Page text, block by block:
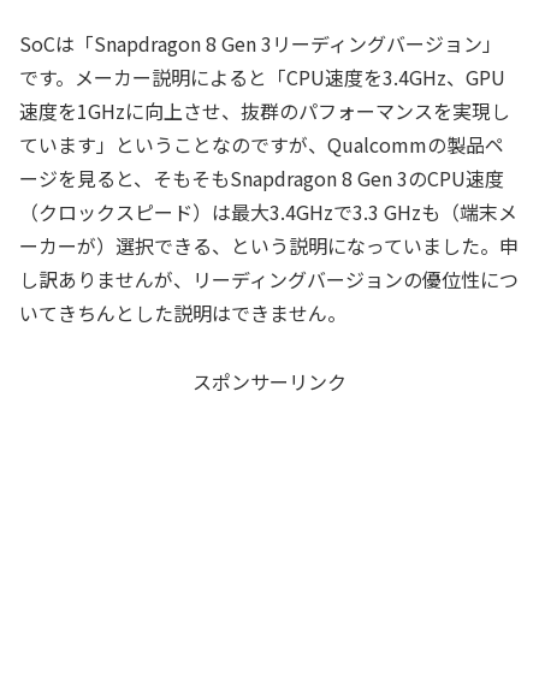
SoCは「Snapdragon 8 Gen 3リーディングバージョン」
です。メーカー説明によると「CPU速度を3.4GHz、GPU
速度を1GHzに向上させ、抜群のパフォーマンスを実現し
ています」ということなのですが、Qualcommの製品ペ
ージを見ると、そもそもSnapdragon 8 Gen 3のCPU速度
（クロックスピード）は最大3.4GHzで3.3 GHzも（端末メ
ーカーが）選択できる、という説明になっていました。申
し訳ありませんが、リーディングバージョンの優位性につ
いてきちんとした説明はできません。
スポンサーリンク